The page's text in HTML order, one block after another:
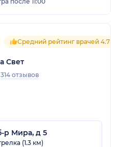
Средний рейтинг врачей 4.7
Свет
314 отзывов
р Мира, д 5
(1.3 км)